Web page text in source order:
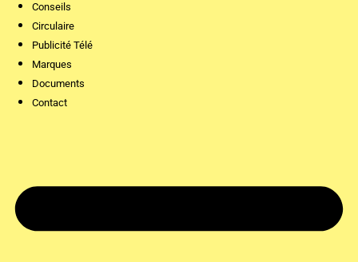
Conseils
Circulaire
Publicité Télé
Marques
Documents
Contact